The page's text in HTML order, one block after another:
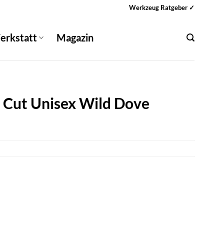
Werkzeug Ratgeber ✓
Magazin
Unisex Wild Dove